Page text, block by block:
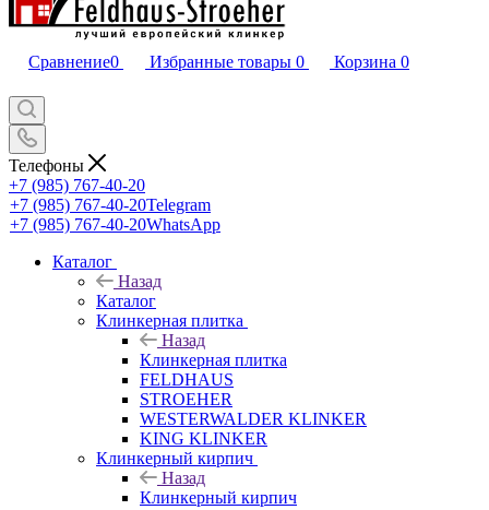
Сравнение0 Избранные товары 0 Корзина 0
Телефоны
+7 (985) 767-40-20
+7 (985) 767-40-20Telegram
+7 (985) 767-40-20WhatsApp
Каталог
Назад
Каталог
Клинкерная плитка
Назад
Клинкерная плитка
FELDHAUS
STROEHER
WESTERWALDER KLINKER
KING KLINKER
Клинкерный кирпич
Назад
Клинкерный кирпич